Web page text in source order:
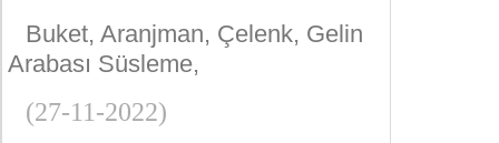
Buket, Aranjman, Çelenk, Gelin
Arabası Süsleme,
(27-11-2022)